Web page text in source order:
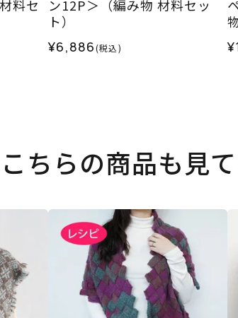
料セ
ン12P＞（編み物 材料セッ
ト）
¥6,886(税込)
ちらの商品も見